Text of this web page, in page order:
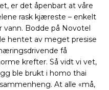
er det åpenbart at våre
rask kjæreste – enkelt
vann. Bodde på Novotel
hentet av meget presise
få
krefter. Så vidt vi vet,
ble brukt i homo thai
At alle «må,